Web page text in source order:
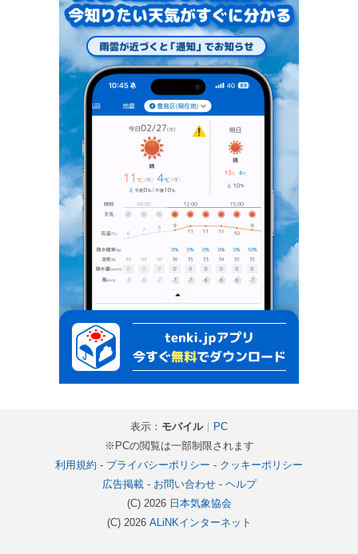
表示： モバイル｜ PC
※PCの閲覧は一部制限されます
利用規約 - プライバシーポリシー - クッキーポリシー
広告掲載- お問い合わせ- ヘルプ
(C) 2026 日本気象協会
(C) 2026 ALiNKインターネット